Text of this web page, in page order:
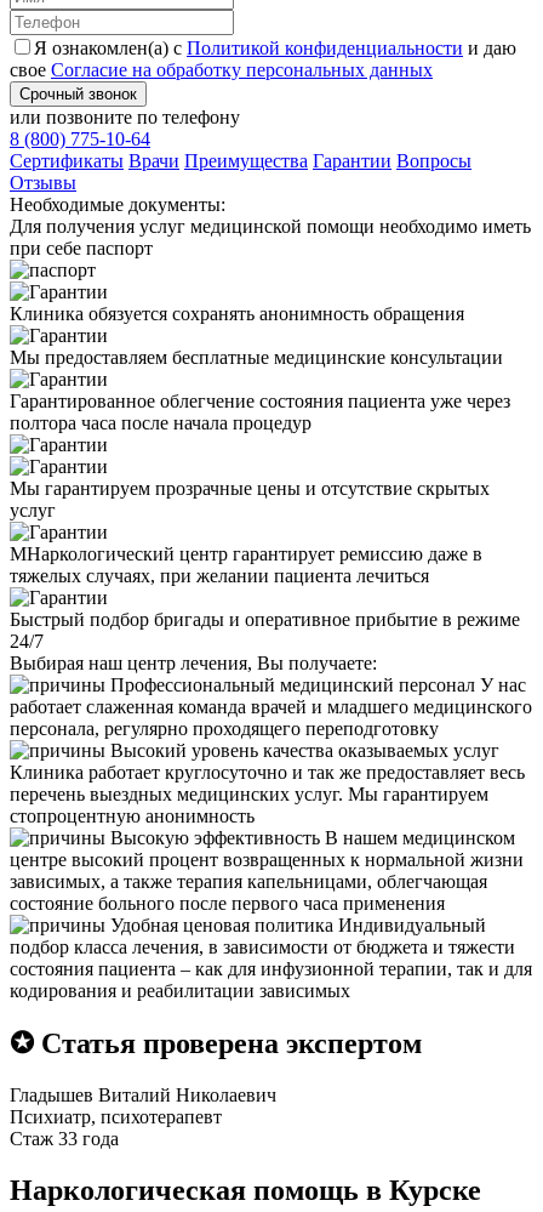
Я ознакомлен(а) с Политикой конфиденциальности и даю
свое Согласие на обработку персональных данных
Срочный звонок
или позвоните по телефону
8 (800) 775-10-64
Cертификаты Врачи Преимущества Гарантии Вопросы
Отзывы
Необходимые документы:
Для получения услуг медицинской помощи необходимо иметь
при себе паспорт
Клиника обязуется сохранять анонимность обращения
Мы предоставляем бесплатные медицинские консультации
Гарантированное облегчение состояния пациента уже через
полтора часа после начала процедур
Мы гарантируем прозрачные цены и отсутствие скрытых
услуг
МНаркологический центр гарантирует ремиссию даже в
тяжелых случаях, при желании пациента лечиться
Быстрый подбор бригады и оперативное прибытие в режиме
24/7
Выбирая наш центр лечения, Вы получаете:
Профессиональный медицинский персонал У нас
работает слаженная команда врачей и младшего медицинского
персонала, регулярно проходящего переподготовку
Высокий уровень качества оказываемых услуг
Клиника работает круглосуточно и так же предоставляет весь
перечень выездных медицинских услуг. Мы гарантируем
стопроцентную анонимность
Высокую эффективность В нашем медицинском
центре высокий процент возвращенных к нормальной жизни
зависимых, а также терапия капельницами, облегчающая
состояние больного после первого часа применения
Удобная ценовая политика Индивидуальный
подбор класса лечения, в зависимости от бюджета и тяжести
состояния пациента – как для инфузионной терапии, так и для
кодирования и реабилитации зависимых
✪ Статья проверена экспертом
Гладышев Виталий Николаевич
Психиатр, психотерапевт
Стаж 33 года
Наркологическая помощь в Курске